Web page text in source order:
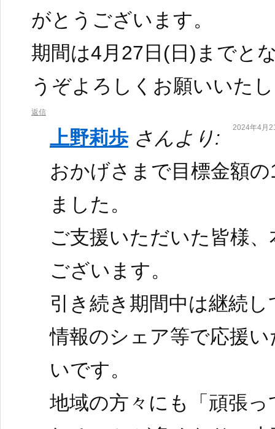
がとうございます。
期間は4月27日(日)までと
うぞよろしくお願いいた
返信
上野莉歩 さんより: 2024年4月
おかげさまで目標金額
ました。
ご支援いただいた皆様
ございます。
引き続き期間中は継続
情報のシェア等で応援
いです。
地域の方々にも「頑張